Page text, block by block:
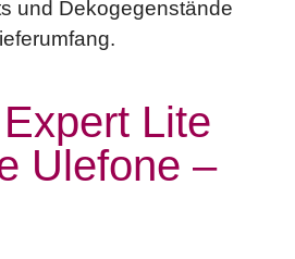
und Dekogegenstände
Lite
Ulefone –